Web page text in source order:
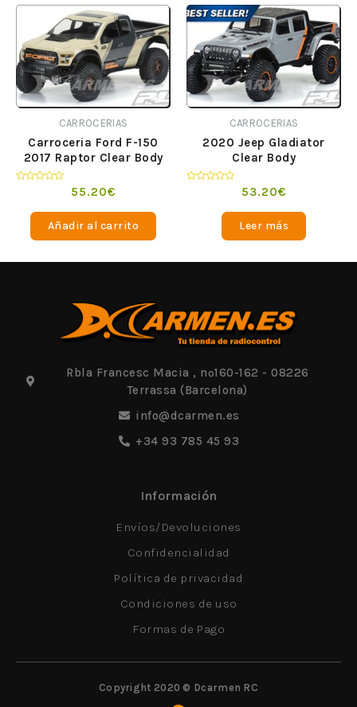
CARROCERIAS
Carroceria Ford F-150
2017 Raptor Clear Body
55.20€
Añadir al carrito
CARROCERIAS
2020 Jeep Gladiator
Clear Body
53.20€
Leer más
Rbla Francesc Macia , nº160-162 - 08226
Terrassa (Barcelona)
info@dcarmen.es
+34 93 785 45 93
Información
Envíos/Devoluciones
Confidencialidad
Política de privacidad
Condiciones de uso
Formas de Pago
Copyright 2020 © Dcarmen RC